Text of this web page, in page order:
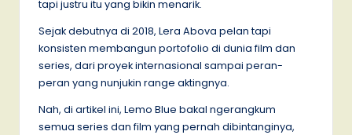
tapi justru itu yang bikin menarik.
Sejak debutnya di 2018, Lera Abova pelan tapi
konsisten membangun portofolio di dunia film dan
series, dari proyek internasional sampai peran-
peran yang nunjukin range aktingnya.
Nah, di artikel ini, Lemo Blue bakal ngerangkum
semua series dan film yang pernah dibintanginya,